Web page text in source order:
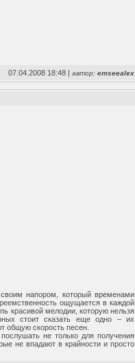
07.04.2008 18:48 |автор:emseealex
напором, который временами
ощущается в каждой
красивой мелодии, которую нельзя
стоит сказать еще одно – их
общую скорость песен.
не только для получения
не впадают в крайности и просто